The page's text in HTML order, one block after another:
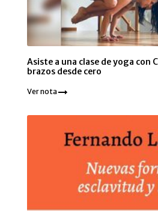
Asiste a una clase de yoga con
brazos desde cero
Ver nota